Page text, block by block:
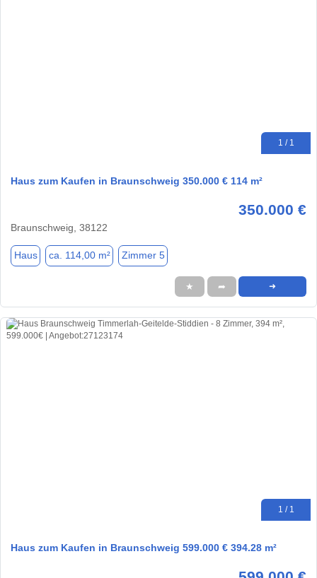
1 / 1
Haus zum Kaufen in Braunschweig 350.000 € 114 m²
350.000 €
Braunschweig, 38122
Haus ca. 114,00 m² Zimmer 5
★ ➦ ➜
1 / 1
Haus zum Kaufen in Braunschweig 599.000 € 394.28 m²